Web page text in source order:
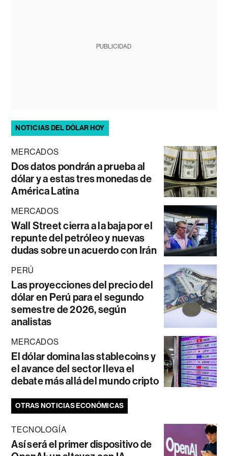
PUBLICIDAD
NOTICIAS DEL DÓLAR HOY
MERCADOS
Dos datos pondrán a prueba al
dólar y a estas tres monedas de
América Latina
MERCADOS
Wall Street cierra a la baja por el
repunte del petróleo y nuevas
dudas sobre un acuerdo con Irán
PERÚ
Las proyecciones del precio del
dólar en Perú para el segundo
semestre de 2026, según
analistas
MERCADOS
El dólar domina las stablecoins y
el avance del sector lleva el
debate más allá del mundo cripto
OTRAS NOTICIAS ECONÓMICAS
TECNOLOGÍA
Así será el primer dispositivo de